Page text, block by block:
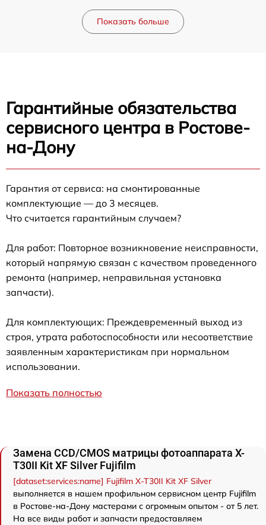
Показать больше
Гарантийные обязательства
сервисного центра в Ростове-
на-Дону
Гарантия от сервиса: на смонтированные
комплектующие — до 3 месяцев.
Что считается гарантийным случаем?
Для работ: Повторное возникновение неисправности,
который напрямую связан с качеством проведенного
ремонта (например, неправильная установка
запчасти).
Для комплектующих: Преждевременный выход из
строя, утрата работоспособности или несоответствие
заявленным характеристикам при нормальном
использовании.
Показать полностью
Замена CCD/CMOS матрицы фотоаппарата X-
T30II Kit XF Silver Fujifilm
[dataset:services:name] Fujifilm X-T30II Kit XF Silver
выполняется в нашем профильном сервисном центр Fujifilm
в Ростове-на-Дону мастерами с огромным опытом - от 5 лет.
На все виды работ и запчасти предоставляем